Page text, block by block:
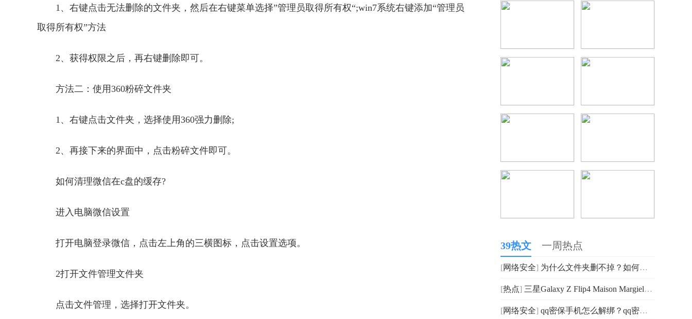
1、右键点击无法删除的文件夹，然后在右键菜单选择”管理员取得所有权“;win7系统右键添加“管理员
取得所有权”方法
2、获得权限之后，再右键删除即可。
方法二：使用360粉碎文件夹
1、右键点击文件夹，选择使用360强力删除;
2、再接下来的界面中，点击粉碎文件即可。
如何清理微信在c盘的缓存?
进入电脑微信设置
打开电脑登录微信 ，点击左上角的三横图标，点击设置选项。
2打开文件管理文件夹
点击文件管理，选择打开文件夹。
39热文 一周热点
[网络安全] 为什么文件夹删不掉？如何清理微信在c盘的缓存？
[热点] 三星Galaxy Z Flip4 Maison Margiela限量版：科技和
[网络安全] qq密保手机怎么解绑？qq密保问题在哪里修改？